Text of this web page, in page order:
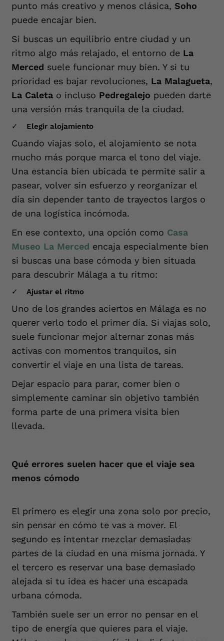
punto más creativo y menos clásica, Soho
puede encajar bien.
Si buscas un equilibrio entre ciudad y un
ritmo algo más relajado, el entorno de La
Merced suele funcionar muy bien. Y si tu
prioridad es bajar revoluciones, La Malagueta,
La Caleta o incluso Pedregalejo pueden darte
una versión más tranquila de la ciudad.
Elegir alojamiento
Cuando viajas solo, el alojamiento se nota
mucho más porque marca el tono del viaje.
Una estancia bien ubicada te permite salir a
pasear, volver sin esfuerzo y reorganizar el
día sin depender tanto de trayectos largos o
de una logística incómoda.
En ese contexto, una opción como Casa
Museo La Merced encaja especialmente bien
si buscas una base cómoda y bien situada
para descubrir Málaga a tu ritmo:
Ajustar el ritmo
Uno de los grandes aciertos en Málaga es no
querer verlo todo el primer día. Si viajas solo,
suele funcionar mejor alternar zonas más
activas con momentos tranquilos, sin
convertir el viaje en una lista de tareas.
Dejar espacio para parar, comer bien o
simplemente caminar sin objetivo también
forma parte de una primera visita bien
llevada.
Qué errores suelen hacer que el viaje sea
menos cómodo
El primero es elegir una zona solo por precio,
sin pensar en cómo te vas a mover. El
segundo es intentar mezclar demasiadas
partes de la ciudad en una misma jornada. Y
el tercero es reservar una base demasiado
alejada si tu idea es hacer una escapada
urbana cómoda.
También suele ser un error no pensar en el
tipo de energía que quieres para el viaje.